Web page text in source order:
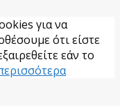
για να
ότι είστε
εάν το